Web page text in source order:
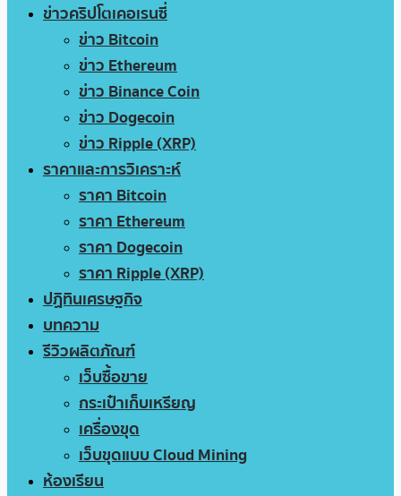
ข่าวคริปโตเคอเรนซี่
ข่าว Bitcoin
ข่าว Ethereum
ข่าว Binance Coin
ข่าว Dogecoin
ข่าว Ripple (XRP)
ราคาและการวิเคราะห์
ราคา Bitcoin
ราคา Ethereum
ราคา Dogecoin
ราคา Ripple (XRP)
ปฏิทินเศรษฐกิจ
บทความ
รีวิวผลิตภัณฑ์
เว็บซื้อขาย
กระเป๋าเก็บเหรียญ
เครื่องขุด
เว็บขุดแบบ Cloud Mining
ห้องเรียน